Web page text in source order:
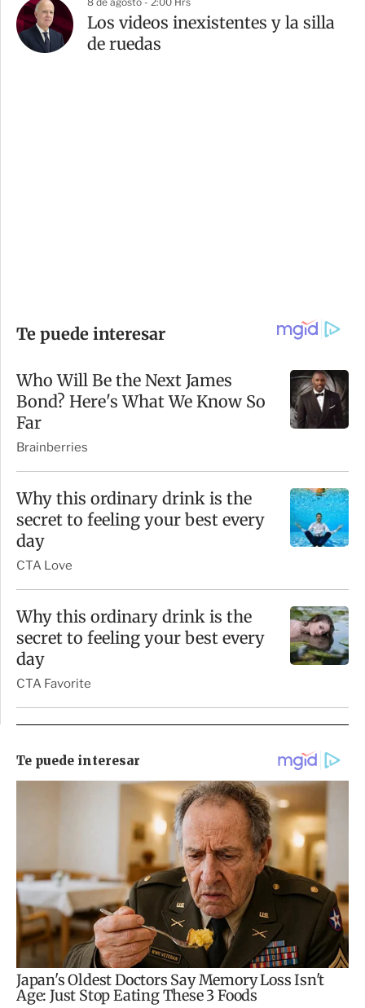
Los videos inexistentes y la silla
de ruedas